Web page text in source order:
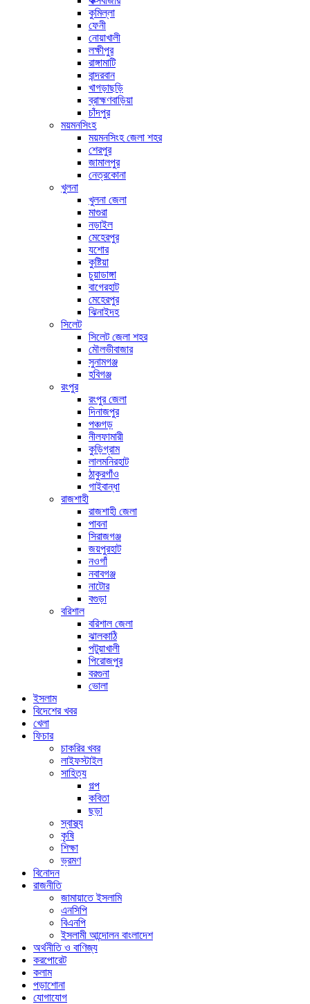
কুমিল্লা
ফেনী
নোয়াখালী
লক্ষীপুর
রাঙ্গামাটি
বান্দরবান
খাগড়াছড়ি
ব্রাহ্মণবাড়িয়া
চাঁদপুর
ময়মনসিংহ
ময়মনসিংহ জেলা শহর
শেরপুর
জামালপুর
নেত্রকোনা
খুলনা
খুলনা জেলা
মাগুরা
নড়াইল
মেহেরপুর
যশোর
কুষ্টিয়া
চুয়াডাঙ্গা
বাগেরহাট
মেহেরপুর
ঝিনাইদহ
সিলেট
সিলেট জেলা শহর
মৌলভীবাজার
সুনামগঞ্জ
হবিগঞ্জ
রংপুর
রংপুর জেলা
দিনাজপুর
পঞ্চগড়
নীলফামারী
কুড়িগ্রাম
লালমনিরহাট
ঠাকুরগাঁও
গাইবান্ধা
রাজশাহী
রাজশাহী জেলা
পাবনা
সিরাজগঞ্জ
জয়পুরহাট
নওগাঁ
নবাবগঞ্জ
নাটোর
বগুড়া
বরিশাল
বরিশাল জেলা
ঝালকাঠি
পটুয়াখালী
পিরোজপুর
বরগুনা
ভোলা
ইসলাম
বিদেশের খবর
খেলা
ফিচার
চাকরির খবর
লাইফস্টাইল
সাহিত্য
গল্প
কবিতা
ছড়া
স্বাস্থ্য
কৃষি
শিক্ষা
ভ্রমণ
বিনোদন
রাজনীতি
জামায়াতে ইসলামি
এনসিপি
বিএনপি
ইসলামী আন্দোলন বাংলাদেশ
অর্থনীতি ও বাণিজ্য
করপোরেট
কলাম
পড়াশোনা
যোগাযোগ